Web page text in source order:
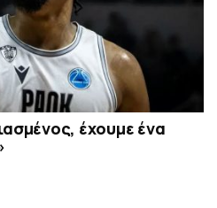
έχουμε ένα